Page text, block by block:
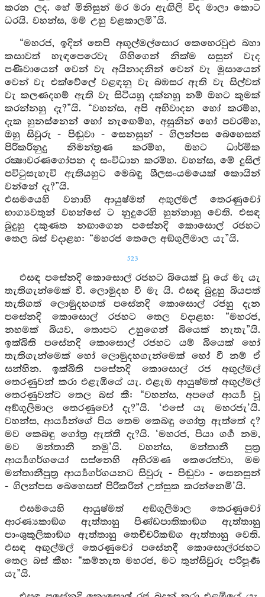
කරන ලද. හේ මිනිසුන් මර මරා ඇඟිලි විද මාලා කොට
ධරයි. වහන්ස, මම් උහු වළකාලමි”යි.
“මහරජ, ඉදින් තෙපි අඟුල්මල්සොර කෙහෙරවුළු බහා
කසාවත් හැඳපෙරෙවැ ගිහිගෙන් නික්ම සසුන් වැද
පණිවායෙන් වෙන් වැ අයිනාදනින් වෙන් වැ මුසායෙන්
වෙන් වැ එක්වේලේ වළඳනු වැ බඹසර ඇති වැ සිල්වත්
වැ කලණදහම් ඇති වැ සිටියහු දක්නහු නම් ඔහට කුමක්
කරන්නහු දැ?”යි. “වහන්ස, අපි අභිවාදන හෝ කරම්හ,
දැක හුනස්නෙන් හෝ නැඟෙම්හ, අසුනින් හෝ පවරම්හ,
ඔහු සිවුරු - පිඬුවා - සෙනසුන් - ගිලන්පස බෙහෙසත්
පිරිකරිනුදු නිමන්ත්‍රණ කරම්හ, ඔහට ධාර්මික
රක්‍ෂාවරණගෝපන ද සංවිධාන කරම්හ. වහන්ස, මේ දුසිල්
පවිටුසැහැවි ඇතියහුට මෙබඳු ශීලසංයමයෙක් කොයින්
වන්නේ දැ?”යි.
එසමයෙහි වනාහි ආයුෂ්මත් අඟුල්මල් තෙරණුවෝ
භාග්‍යවතුන් වහන්සේ ට නුදුරෙහි හුන්නාහු වෙති. එසඳ
බුදුහු දකුණත නඟාගෙන පසේනදි කොසොල් රජහට
තෙල බස් වදාළහ: “මහරජ තෙලෙ අඞ්ගුලිමාල යැ”යි.
523
එසඳ පසේනදි කොසොල් රජහට බියෙක් වූ යේ මැ යැ
තැතිගැන්මෙක් වී. ලොමුදහ වී මැ යි. එසඳ බුදුහු බියපත්
තැතිගත් ලොමුදහගත් පසේනදි කොසොල් රජහු දැන
පසේනදි කොසොල් රජහට තෙල වදාළහ: “මහරජ,
නහමක් බියව, තොපට උහුගෙන් බියෙක් නැතැ”යි.
ඉක්බිති පසේනදි කොසොල් රජහට යම් බියෙක් හෝ
තැතිගැන්මෙක් හෝ ලොමුදහගැන්මෙක් හෝ වී නම් ඒ
සන්හින. ඉක්බිති පසේනදි කොසොල් රජ අඟුල්මල්
තෙරණුවන් කරා එළැඹියේ යැ. එළැඹ ආයුෂ්මත් අඟුල්මල්
තෙරණුවන්ට තෙල බස් කී: “වහන්ස, අපගේ ආර්‍ය්‍ය වූ
අඞ්ගුලිමාල තෙරණුවෝ දැ?”යි. ‘එසේ යැ මහරජැ’යි.
වහන්ස, ආර්‍ය්‍යන්ගේ පිය තෙම කෙබඳු ගෝත්‍ර ඇත්තේ ද?
මව කෙබඳු ගෝත්‍ර ඇත්තී දැ?යි. ‘මහරජ, පියා ගර්‍ග නම,
මව මන්තානී නමු’යි. වහන්ස, මන්තානී පුත්‍ර
ආර්‍ය්‍යගර්ගයෝ සස්නෙහි අභිරමණ කෙරෙත්වා, මම
මන්තානීපුත්‍ර ආර්‍ය්‍යගර්ගයනට සිවුරු - පිඬුවා - සෙනසුන්
- ගිලන්පස බෙහෙසත් පිරිකරින් උත්සුක කරන්නෙමි’යි.
එසමයෙහි ආයුෂ්මත් අඞ්ගුලිමාල තෙරණුවෝ
ආරණ්‍යකාඞ්ග ඇත්තාහු පිණ්ඩපාතිකාඞ්ග ඇත්තාහු
පාංශුකූලිකාඞ්ග ඇත්තාහු තෙචීචරිකඞ්ග ඇත්තාහු වෙති.
එසඳ අඟුල්මල් තෙරණුවෝ පසේනදී කොසොල්රජහට
තෙල බස් කීහ: “කම්නැත මහරජ, මට තුන්සිවුරු පරිපූර්‍ණ
යැ”යි.